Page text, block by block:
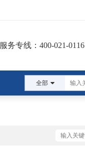
服务专线：400-021-0116
全部